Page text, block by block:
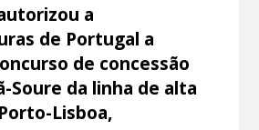
a
de Portugal a
de concessão
Soure da linha de alta
Lisboa,